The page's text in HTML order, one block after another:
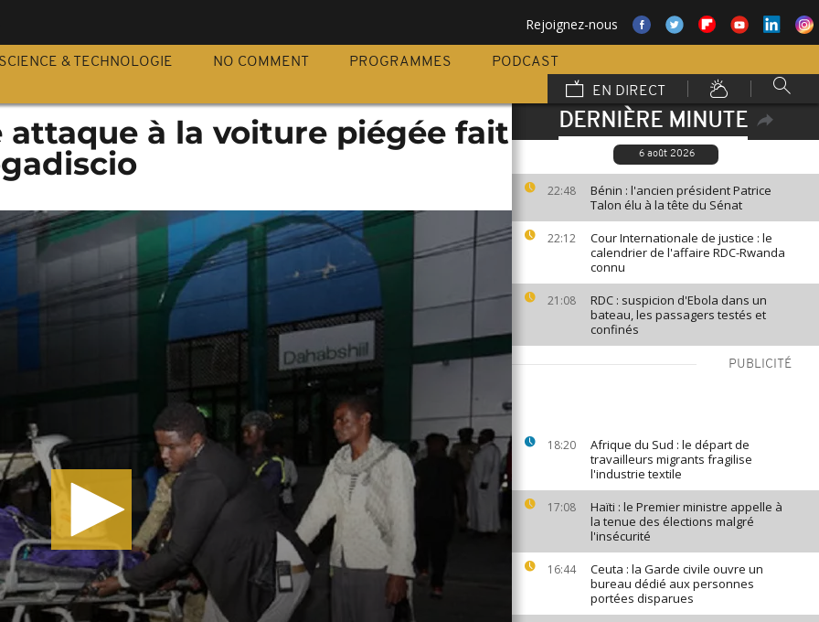
Rejoignez-nous
SCIENCE & TECHNOLOGIE NO COMMENT PROGRAMMES
PODCAST
EN DIRECT
DERNIÈRE MINUTE
6 août 2026
22:48
Bénin : l'ancien président Patrice
Talon élu à la tête du Sénat
22:12
Cour Internationale de justice : le
calendrier de l'affaire RDC-Rwanda
connu
21:08
RDC : suspicion d'Ebola dans un
bateau, les passagers testés et
confinés
PUBLICITÉ
18:20
Afrique du Sud : le départ de
travailleurs migrants fragilise
l'industrie textile
17:08
Haïti : le Premier ministre appelle à
la tenue des élections malgré
l'insécurité
16:44
Ceuta : la Garde civile ouvre un
bureau dédié aux personnes
portées disparues
attaque à la voiture piégée fait